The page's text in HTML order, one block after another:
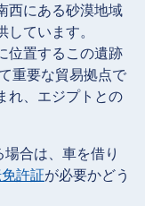
西にある砂漠地域
ています。
位置するこの遺跡
重要な貿易拠点で
れ、エジプトとの
合は、車を借り
許証が必要かどう